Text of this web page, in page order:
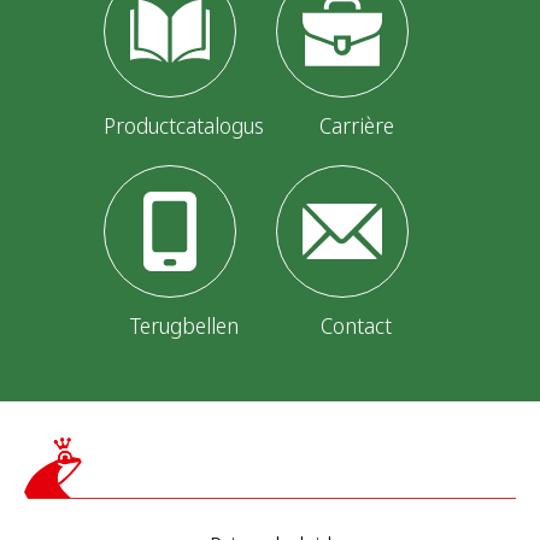
Productcatalogus Carrière
Terugbellen Contact